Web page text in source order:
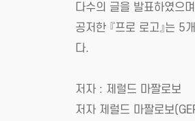
다수의 글을 발표하였으
공저한 『프로 로고』는 5
다.
저자 : 제럴드 마짤로보
저자 제럴드 마짤로보